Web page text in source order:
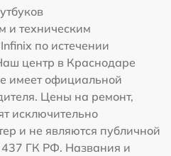
и техническим
по истечении
центр в Краснодаре
имеет официальной
Цены на ремонт,
исключительно
и не являются публичной
437 ГК РФ. Названия и